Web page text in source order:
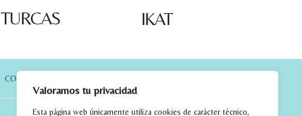
Valoramos tu privacidad
Esta página web únicamente utiliza cookies de carácter técnico,
IKAT
CONTACTO